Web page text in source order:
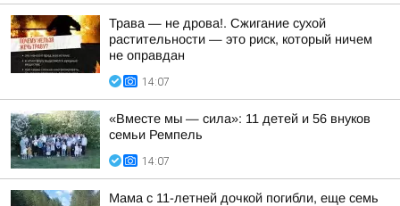
Трава — не дрова!. Сжигание сухой
растительности — это риск, который ничем
не оправдан
14:07
«Вместе мы — сила»: 11 детей и 56 внуков
семьи Ремпель
14:07
Мама с 11-летней дочкой погибли, еще семь